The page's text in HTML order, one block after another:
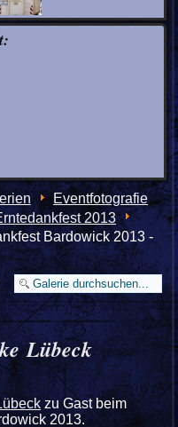
Eventfotografie
2013
Bardowick 2013 -
Lübeck
zu Gast beim
2013.